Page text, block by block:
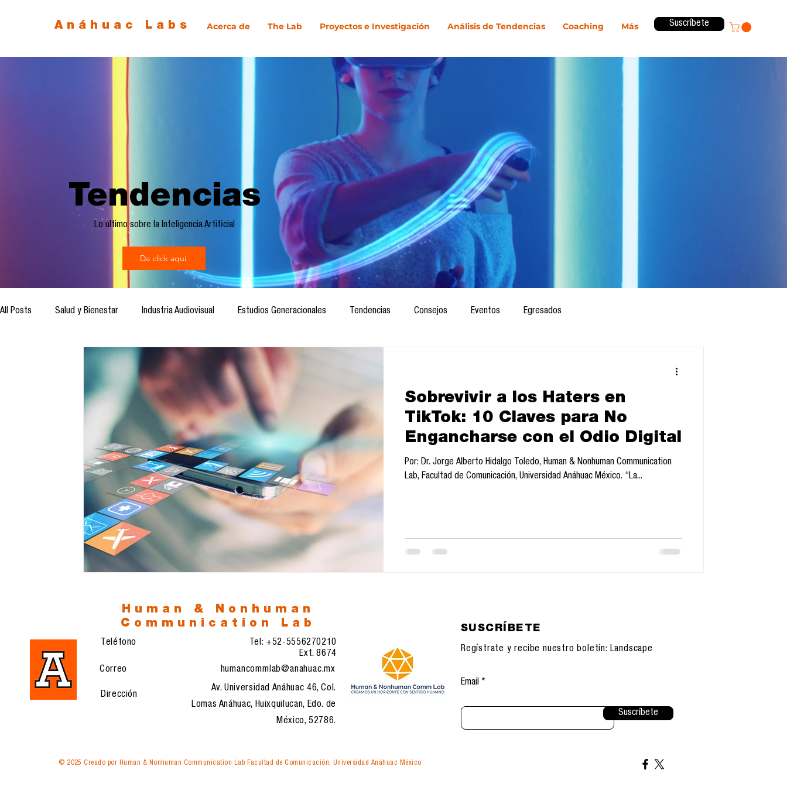
Anáhuac Labs Acerca de The Lab Proyectos e Investigación Análisis de Tendencias Coaching Más Suscríbete
Tendencias
Lo último sobre la Inteligencia Artificial
Da click aquí
All Posts Salud y Bienestar Industria Audiovisual Estudios Generacionales Tendencias Consejos Eventos Egresados
Cultura Digital Comunicación y Sociedad
Ética de la Comunicación Investigación H&NhCL CICA/Sintaxis Revista ComA Observatorio Software del mes Cursos
Novedades Podcast Video Informes de investigación
Sobrevivir a los Haters en
TikTok: 10 Claves para No
Engancharse con el Odio Digital
Por: Dr. Jorge Alberto Hidalgo Toledo, Human & Nonhuman Communication
Lab, Facultad de Comunicación, Universidad Anáhuac México. “La...
Human & Nonhuman
Communication Lab
Teléfono
Tel: +52-5556270210
Ext. 8674
humancommlab@anahuac.mx
Av. Universidad Anáhuac 46, Col.
Lomas Anáhuac, Huixquilucan, Edo. de
México, 52786.
Correo
Dirección
SUSCRÍBETE
Regístrate y recibe nuestro boletín: Landscape
Email
Suscríbete
© 2025 Creado por Human & Nonhuman Communication Lab Facultad de Comunicación, Universidad Anáhuac México